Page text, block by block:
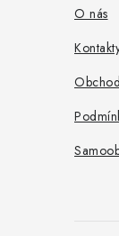
O nás